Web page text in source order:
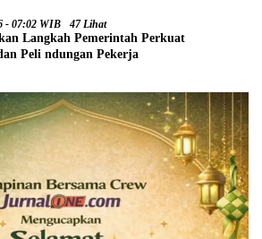
- 07:02 WIB 47 Lihat
Langkah Pemerintah Perkuat
Peli ndungan Pekerja